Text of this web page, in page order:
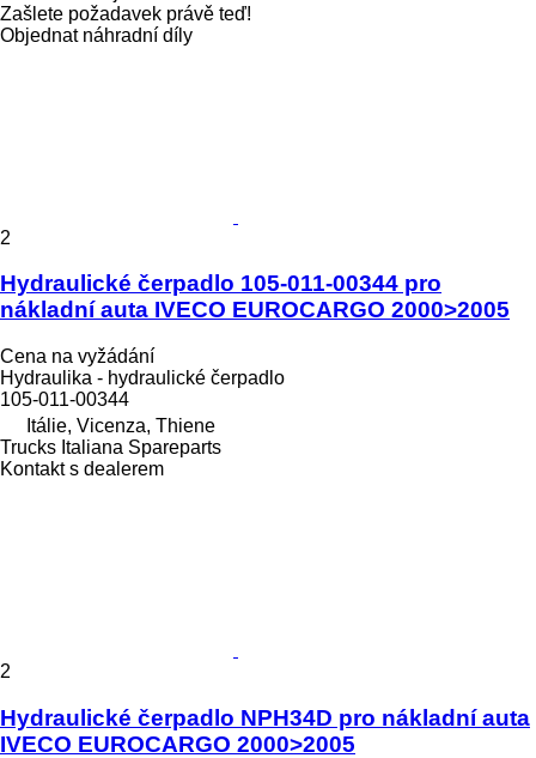
Zašlete požadavek právě teď!
Objednat náhradní díly
2
Hydraulické čerpadlo 105-011-00344 pro
nákladní auta IVECO EUROCARGO 2000>2005
Cena na vyžádání
Hydraulika - hydraulické čerpadlo
105-011-00344
Itálie, Vicenza, Thiene
Trucks Italiana Spareparts
Kontakt s dealerem
2
Hydraulické čerpadlo NPH34D pro nákladní auta
IVECO EUROCARGO 2000>2005